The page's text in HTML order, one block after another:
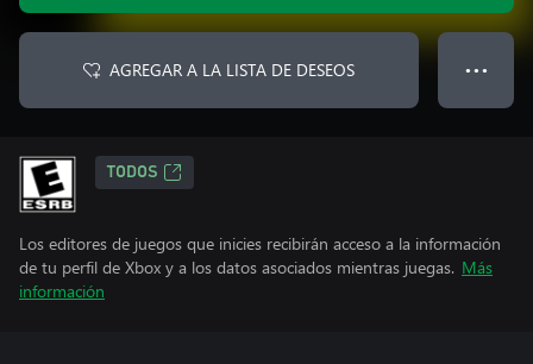
AGREGAR A LA LISTA DE DESEOS ● ● ●
TODOS
Los editores de juegos que inicies recibirán acceso a la información
de tu perfil de Xbox y a los datos asociados mientras juegas. Más
información